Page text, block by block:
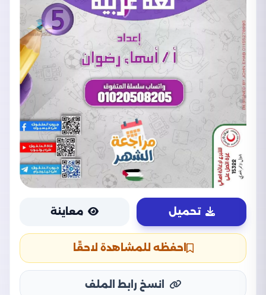
تحميل معاينة
احفظه للمشاهدة لاحقًا
انسخ رابط الملف